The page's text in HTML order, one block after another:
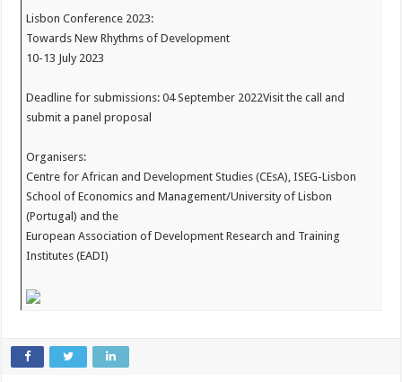
Lisbon Conference 2023:
Towards New Rhythms of Development
10-13 July 2023
Deadline for submissions: 04 September 2022Visit the call and
submit a panel proposal
Organisers:
Centre for African and Development Studies (CEsA), ISEG-Lisbon
School of Economics and Management/University of Lisbon
(Portugal) and the
European Association of Development Research and Training
Institutes (EADI)